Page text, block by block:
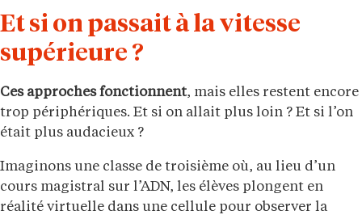
Et si on passait à la vitesse
supérieure ?
Ces approches fonctionnent, mais elles restent encore
trop périphériques. Et si on allait plus loin ? Et si l’on
était plus audacieux ?
Imaginons une classe de troisième où, au lieu d’un
cours magistral sur l’ADN, les élèves plongent en
réalité virtuelle dans une cellule pour observer la